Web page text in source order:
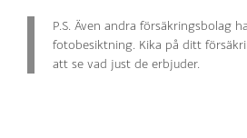
P.S. Även andra försäkringsbolag
fotobesiktning. Kika på ditt
att se vad just de erbjuder.